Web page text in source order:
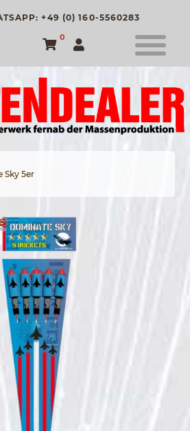
+49 (0) 160-5560283
0
Sky 5er